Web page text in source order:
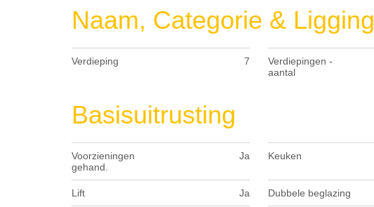
Naam, Categorie & Ligging
Verdieping 7
Verdiepingen -
aantal
Basisuitrusting
Voorzieningen
gehand.
Ja Keuken
Lift Ja Dubbele beglazing